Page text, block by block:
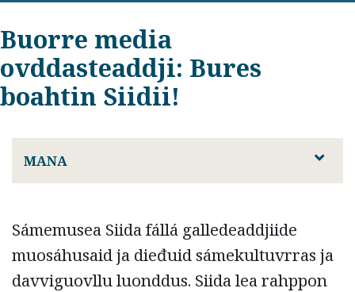
Buorre media
ovddasteaddji: Bures
boahtin Siidii!
MANA
Sámemusea Siida fállá galledeaddjiide
muosáhusaid ja dieđuid sámekultuvrras ja
davviguovllu luonddus. Siida lea rahppon